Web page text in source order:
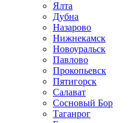
Ялта
Дубна
Назарово
Нижнекамск
Новоуральск
Павлово
Прокопьевск
Пятигорск
Салават
Сосновый Бор
Таганрог